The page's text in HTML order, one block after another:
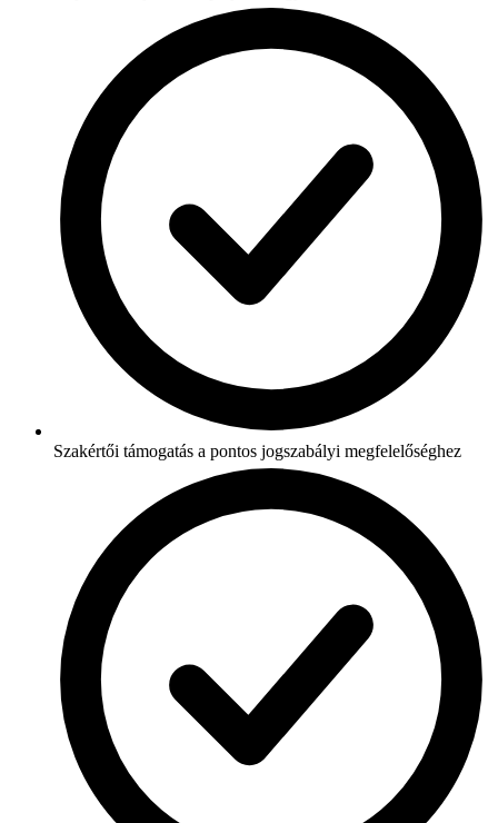
Szakértői támogatás a pontos jogszabályi megfelelőséghez